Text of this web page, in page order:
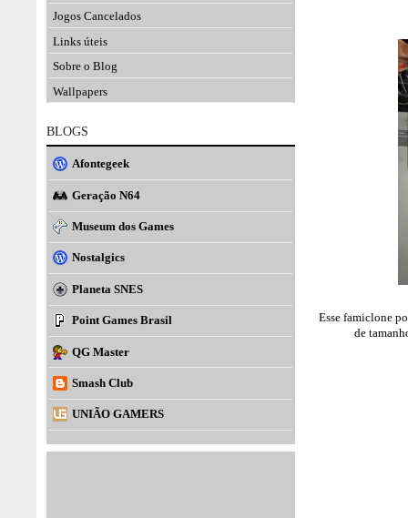
Esse famiclone
de
Jogos Cancelados
Links úteis
Sobre o Blog
Wallpapers
BLOGS
Afontegeek
Geração N64
Museum dos Games
Nostalgics
Planeta SNES
Point Games Brasil
QG Master
Smash Club
UNIÃO GAMERS